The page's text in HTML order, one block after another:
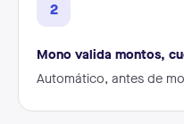
2
Mono valida montos,
Automático, antes de